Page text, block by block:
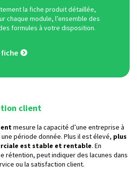
la fiche produit détaillée,
chaque module, l’ensemble des
formules à votre disposition.
client
mesure la capacité d’une entreprise à
période donnée. Plus il est élevé, plus
est stable et rentable. En
rétention, peut indiquer des lacunes dans
ou la satisfaction client.